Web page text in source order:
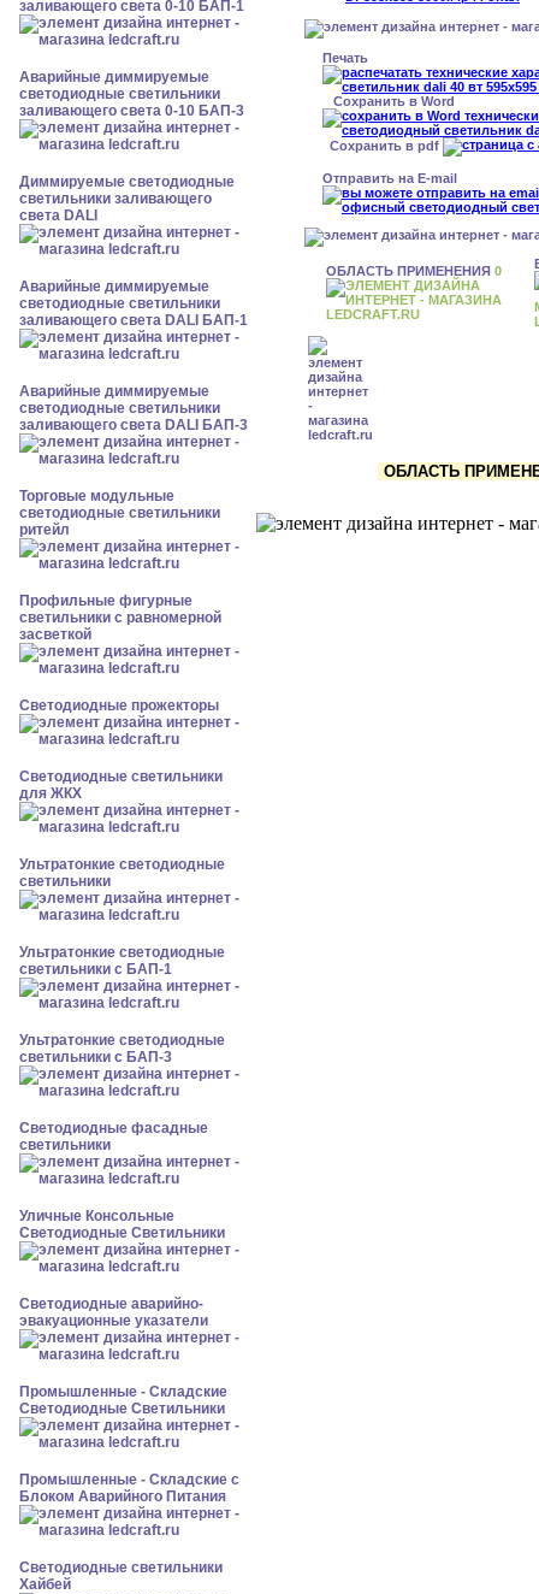
заливающего света 0-10 БАП-1
Аварийные диммируемые
светодиодные светильники
заливающего света 0-10 БАП-3
Диммируемые светодиодные
светильники заливающего
света DALI
Аварийные диммируемые
светодиодные светильники
заливающего света DALI БАП-1
Аварийные диммируемые
светодиодные светильники
заливающего света DALI БАП-3
Торговые модульные
светодиодные светильники
ритейл
Профильные фигурные
светильники с равномерной
засветкой
Светодиодные прожекторы
Светодиодные светильники
для ЖКХ
Ультратонкие светодиодные
светильники
Ультратонкие светодиодные
светильники с БАП-1
Ультратонкие светодиодные
светильники с БАП-3
Светодиодные фасадные
светильники
Уличные Консольные
Светодиодные Светильники
Светодиодные аварийно-
эвакуационные указатели
Промышленные - Складские
Светодиодные Светильники
Промышленные - Складские с
Блоком Аварийного Питания
Светодиодные светильники
Хайбей
Печать
Сохранить в Word
Сохранить в pdf
Отправить на E-mail
ОБЛАСТЬ ПРИМЕНЕНИЯ 0
ОБЛАСТЬ